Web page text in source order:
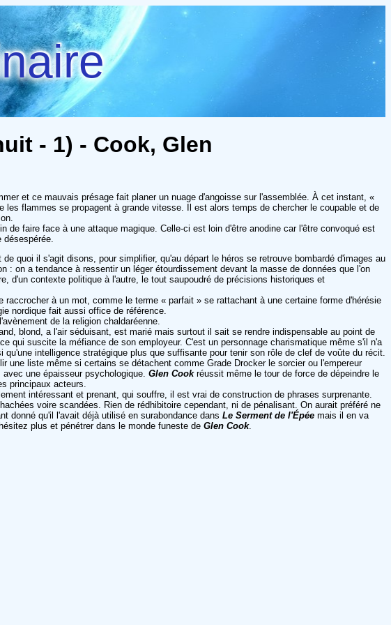
- 1) - Cook, Glen
et ce mauvais présage fait planer un nuage d'angoisse sur l'assemblée. À cet instant, «
flammes se propagent à grande vitesse. Il est alors temps de chercher le coupable et de
faire face à une attaque magique. Celle-ci est loin d'être anodine car l'être convoqué est
quoi il s'agit disons, pour simplifier, qu'au départ le héros se retrouve bombardé d'images au
on a tendance à ressentir un léger étourdissement devant la masse de données que l'on
d'un contexte politique à l'autre, le tout saupoudré de précisions historiques et
à un mot, comme le terme « parfait » se rattachant à une certaine forme d'hérésie
nordique fait aussi office de référence.
de la religion chaldaréenne.
blond, a l'air séduisant, est marié mais surtout il sait se rendre indispensable au point de
qui suscite la méfiance de son employeur. C'est un personnage charismatique même s'il n'a
intelligence stratégique plus que suffisante pour tenir son rôle de clef de voûte du récit.
liste même si certains se détachent comme Grade Drocker le sorcier ou l'empereur
une épaisseur psychologique. Glen Cookréussit même le tour de force de dépeindre le
principaux acteurs.
intéressant et prenant, qui souffre, il est vrai de construction de phrases surprenante.
voire scandées. Rien de rédhibitoire cependant, ni de pénalisant. On aurait préféré ne
donné qu'il l'avait déjà utilisé en surabondance dans Le Serment de l'Épée mais il en va
plus et pénétrer dans le monde funeste de Glen Cook.